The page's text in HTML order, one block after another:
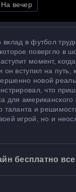
На вечер
в футбол
повергло в
момент,
вступил на путь,
новой
что
для
таланта и
игрой, но и
бесплатно